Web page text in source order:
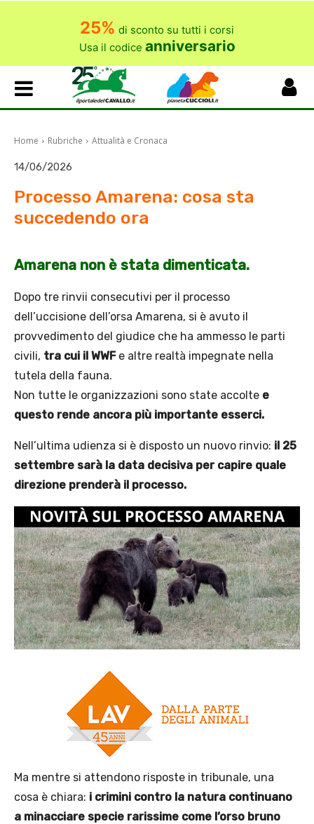
25% di sconto su tutti i corsi
Usa il codice anniversario
Home Rubriche Attualità e Cronaca
14/06/2026
Processo Amarena: cosa sta
succedendo ora
Amarena non è stata dimenticata.
Dopo tre rinvii consecutivi per il processo
dell’uccisione dell’orsa Amarena, si è avuto il
provvedimento del giudice che ha ammesso le parti
civili, tra cui il WWFe altre realtà impegnate nella
tutela della fauna.
Non tutte le organizzazioni sono state accolte e
questo rende ancora più importante esserci.
Nell’ultima udienza si è disposto un nuovo rinvio: il 25
settembre sarà la data decisiva per capire quale
direzione prenderà il processo.
Ma mentre si attendono risposte in tribunale, una
cosa è chiara: i crimini contro la natura continuano
a minacciare specie rarissime come l’orso bruno